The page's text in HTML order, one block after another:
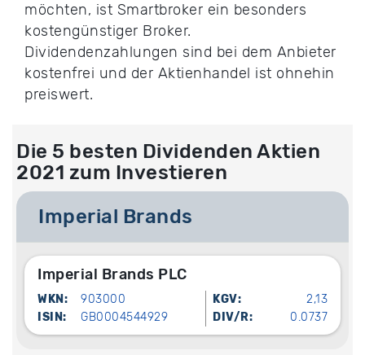
möchten, ist Smartbroker ein besonders
kostengünstiger Broker.
Dividendenzahlungen sind bei dem Anbieter
kostenfrei und der Aktienhandel ist ohnehin
preiswert.
Die 5 besten Dividenden Aktien
2021 zum Investieren
Imperial Brands
Imperial Brands PLC
WKN: 903000 KGV:
2,13
ISIN:
GB0004544929 DIV/R: 0.0737